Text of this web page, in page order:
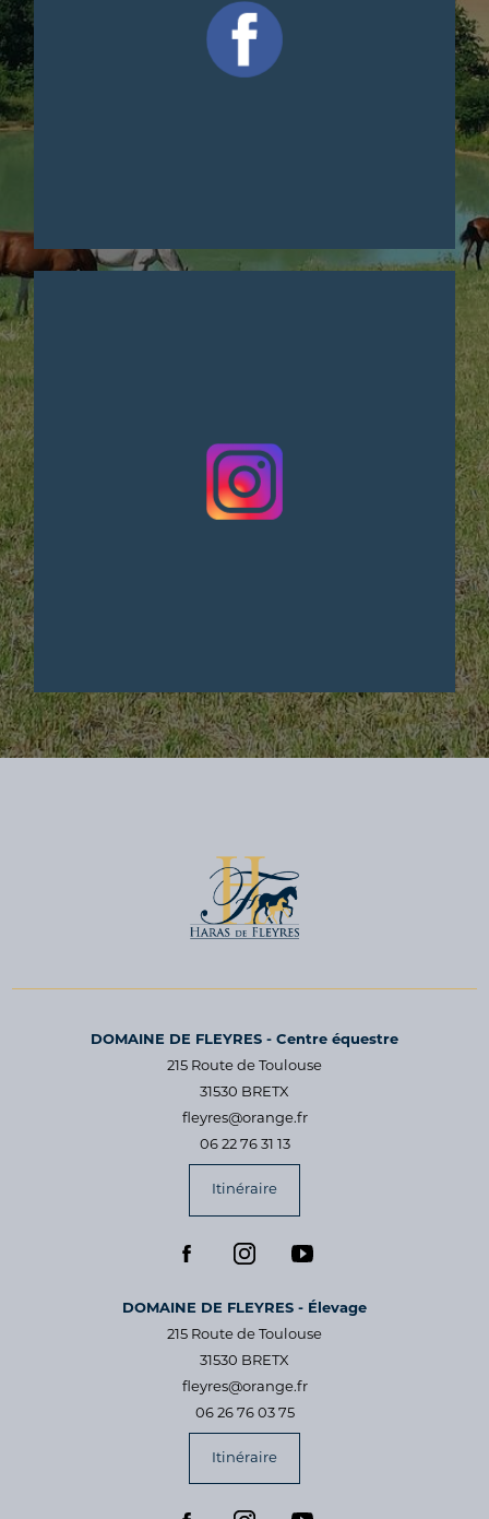
DOMAINE DE FLEYRES - Centre équestre
215 Route de Toulouse
31530 BRETX
fleyres@orange.fr
06 22 76 31 13
Itinéraire
DOMAINE DE FLEYRES - Élevage
215 Route de Toulouse
31530 BRETX
fleyres@orange.fr
06 26 76 03 75
Itinéraire